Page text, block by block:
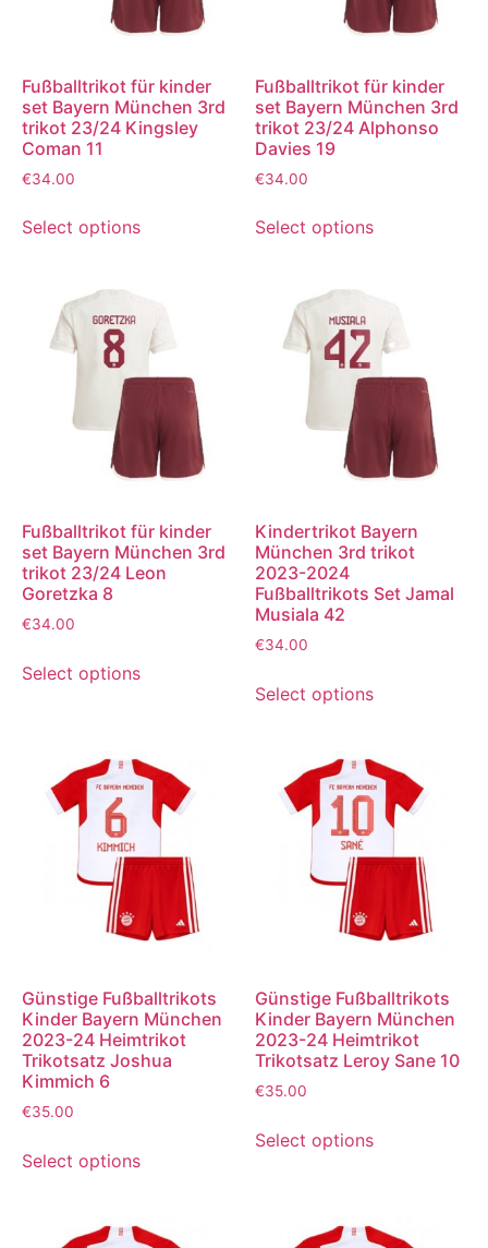
Fußballtrikot für kinder
set Bayern München 3rd
trikot 23/24 Kingsley
Coman 11
€34.00
Select options
Fußballtrikot für kinder
set Bayern München 3rd
trikot 23/24 Alphonso
Davies 19
€34.00
Select options
Fußballtrikot für kinder
set Bayern München 3rd
trikot 23/24 Leon
Goretzka 8
€34.00
Select options
Kindertrikot Bayern
München 3rd trikot
2023-2024
Fußballtrikots Set Jamal
Musiala 42
€34.00
Select options
Günstige Fußballtrikots
Kinder Bayern München
2023-24 Heimtrikot
Trikotsatz Joshua
Kimmich 6
€35.00
Select options
Günstige Fußballtrikots
Kinder Bayern München
2023-24 Heimtrikot
Trikotsatz Leroy Sane 10
€35.00
Select options